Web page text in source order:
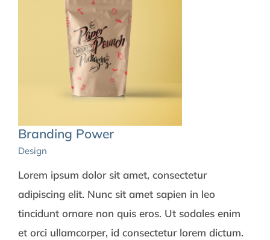
Branding Power
Design
Lorem ipsum dolor sit amet, consectetur
adipiscing elit. Nunc sit amet sapien in leo
tincidunt ornare non quis eros. Ut sodales enim
et orci ullamcorper, id consectetur lorem dictum.